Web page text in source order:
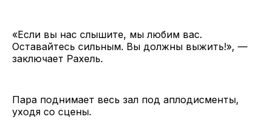
«Если вы нас слышите, мы любим вас.
Оставайтесь сильным. Вы должны выжить!», —
заключает Рахель.
Пара поднимает весь зал под аплодисменты,
уходя со сцены.